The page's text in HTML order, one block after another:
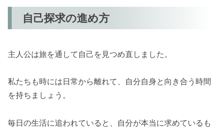
自己探求の進め方
主人公は旅を通して自己を見つめ直しました。
私たちも時には日常から離れて、自分自身と向き合う時間
を持ちましょう。
毎日の生活に追われていると、自分が本当に求めているも